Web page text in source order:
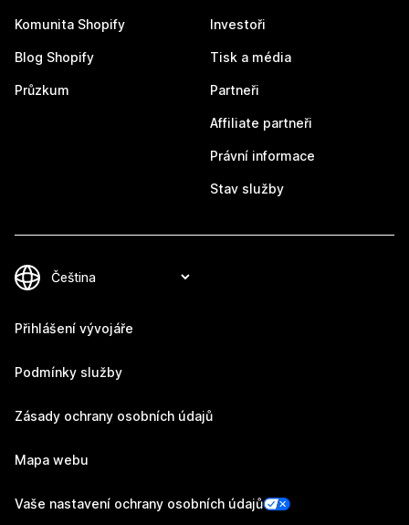
Komunita Shopify
Blog Shopify
Průzkum
Investoři
Tisk a média
Partneři
Affiliate partneři
Právní informace
Stav služby
Přihlášení vývojáře
Podmínky služby
Zásady ochrany osobních údajů
Mapa webu
Vaše nastavení ochrany osobních údajů